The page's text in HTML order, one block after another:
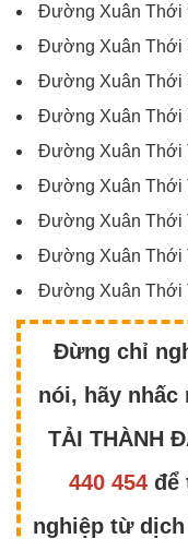
Đường Xuân Thới
Đường Xuân Thới
Đường Xuân Thới
Đường Xuân Thới
Đường Xuân Thới
Đường Xuân Thới
Đường Xuân Thới
Đường Xuân Thới
Đường Xuân Thới
Đừng chỉ
nói, hãy nhấc
TẢI THÀNH
440 454 để
nghiệp từ